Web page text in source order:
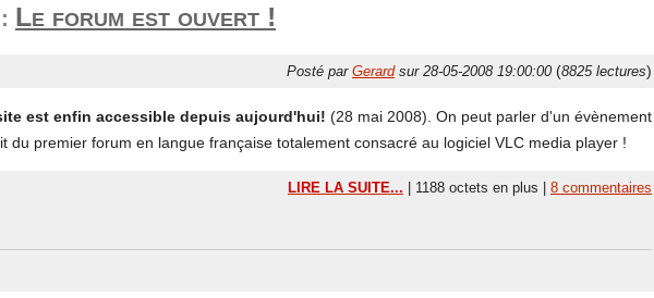
: Le forum est ouvert !
Posté par Gerard sur 28-05-2008 19:00:00 (8825 lectures)
est enfin accessible depuis aujourd'hui! (28 mai 2008). On peut parler d'un évènement
du premier forum en langue française totalement consacré au logiciel VLC media player !
LIRE LA SUITE... | 1188 octets en plus | 8 commentaires